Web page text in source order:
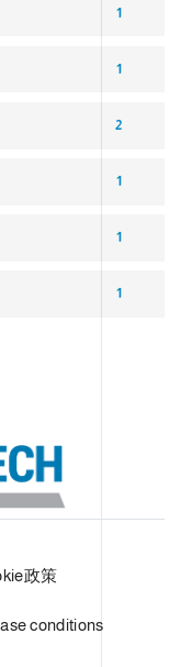
1
1
2
1
1
1
政策
conditions